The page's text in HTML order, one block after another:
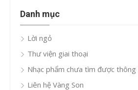
Danh mục
Lời ngỏ
Thư viện giai thoại
Nhạc phẩm chưa tìm được thông
Liên hệ Vàng Son